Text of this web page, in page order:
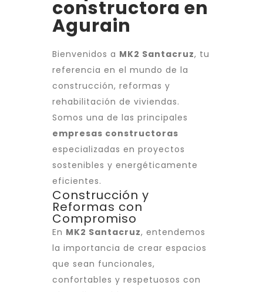
constructora en
Agurain
Bienvenidos a MK2 Santacruz, tu
referencia en el mundo de la
construcción, reformas y
rehabilitación de viviendas.
Somos una de las principales
empresas constructoras
especializadas en proyectos
sostenibles y energéticamente
eficientes.
Construcción y
Reformas con
Compromiso
En MK2 Santacruz, entendemos
la importancia de crear espacios
que sean funcionales,
confortables y respetuosos con